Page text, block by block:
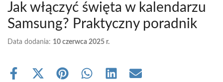
Jak włączyć święta w kalendarzu
Samsung? Praktyczny poradnik
Data dodania: 10 czerwca 2025 r.
Share
Share Share Share Share Share